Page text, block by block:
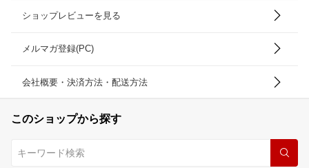
ショップレビューを見る
メルマガ登録(PC)
会社概要・決済方法・配送方法
このショップから探す